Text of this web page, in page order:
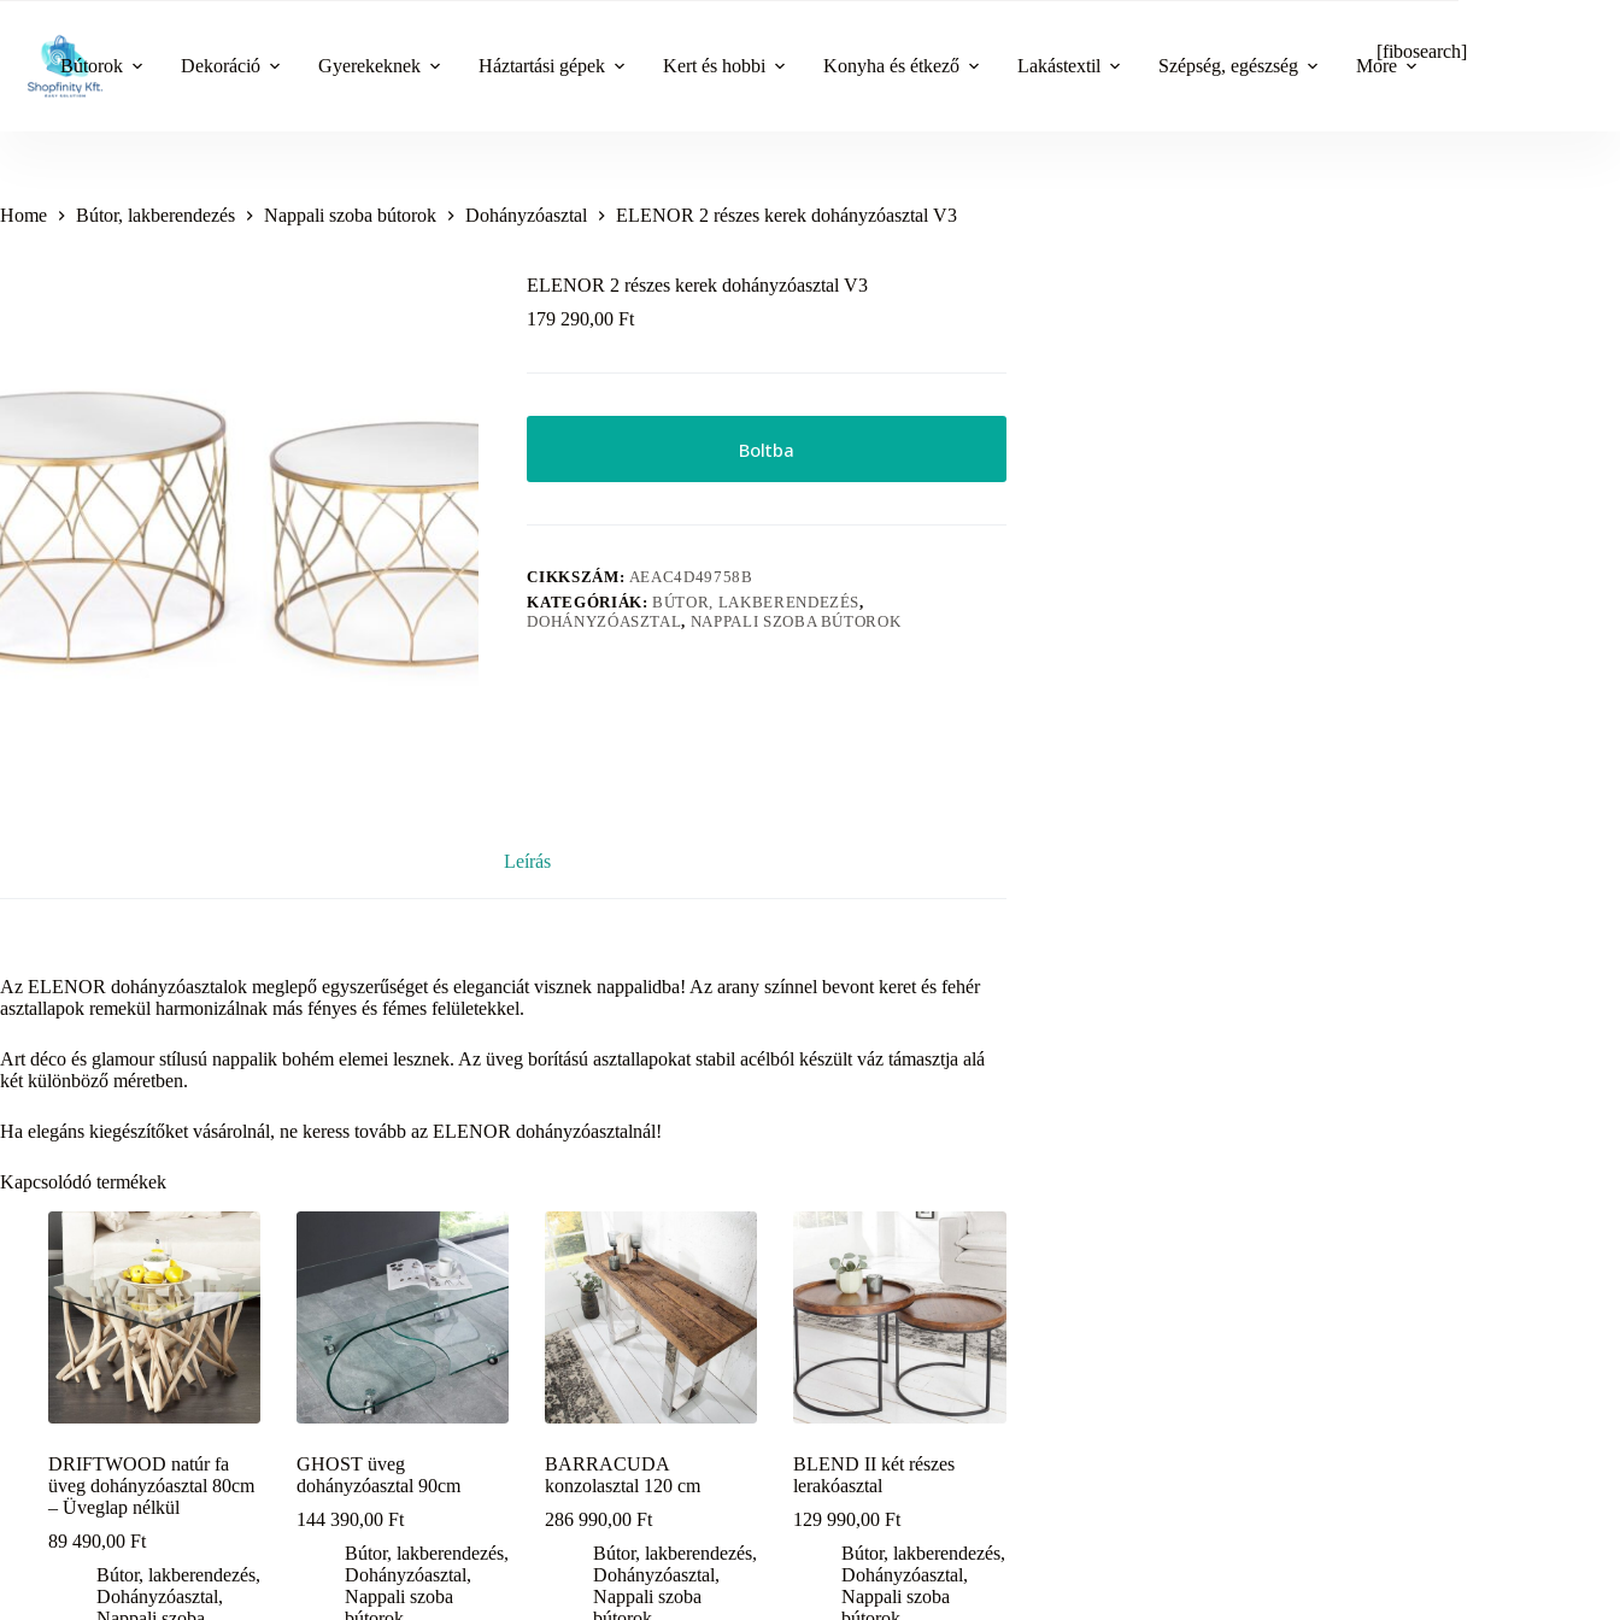
content
Bútorok Dekoráció Gyerekeknek Háztartási gépek Kert és hobbi Konyha és étkező Lakástextil Szépség, egészség More
[fibosearch]
Home Bútor, lakberendezés Nappali szoba bútorok Dohányzóasztal ELENOR 2 részes kerek dohányzóasztal V3
ELENOR 2 részes kerek dohányzóasztal V3
179 290,00Ft
Boltba
CIKKSZÁM: AEAC4D49758B
KATEGÓRIÁK:BÚTOR, LAKBERENDEZÉS,
DOHÁNYZÓASZTAL, NAPPALI SZOBA BÚTOROK
Leírás
Az ELENOR dohányzóasztalok meglepő egyszerűséget és eleganciát visznek nappalidba! Az arany színnel bevont keret és fehér
asztallapok remekül harmonizálnak más fényes és fémes felületekkel.
Art déco és glamour stílusú nappalik bohém elemei lesznek. Az üveg borítású asztallapokat stabil acélból készült váz támasztja alá
két különböző méretben.
Ha elegáns kiegészítőket vásárolnál, ne keress tovább az ELENOR dohányzóasztalnál!
Kapcsolódó termékek
DRIFTWOOD natúr fa
üveg dohányzóasztal 80cm
– Üveglap nélkül
89 490,00 Ft
Bútor, lakberendezés,
Dohányzóasztal,
GHOST üveg
dohányzóasztal 90cm
144 390,00Ft
Bútor, lakberendezés,
Dohányzóasztal,
Nappali szoba
BARRACUDA
konzolasztal 120 cm
286 990,00Ft
Bútor, lakberendezés,
Dohányzóasztal,
Nappali szoba
BLEND II két részes
lerakóasztal
129 990,00Ft
Bútor, lakberendezés,
Dohányzóasztal,
Nappali szoba